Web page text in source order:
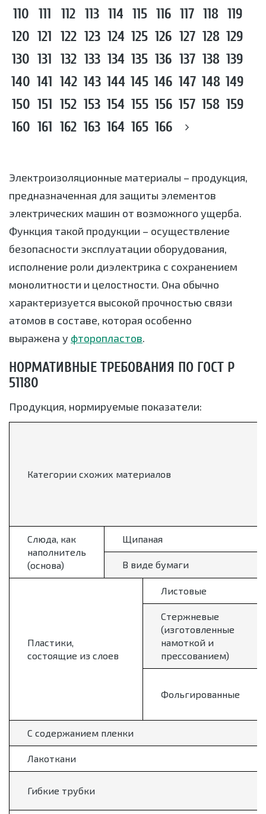
110
111 112 113 114 115 116 117 118 119
120 121 122 123 124 125 126 127 128 129
130 131 132 133 134 135 136 137 138 139
140 141 142 143 144 145 146 147 148 149
150 151 152 153 154 155 156 157 158 159
160 161 162 163 164 165 166
Электроизоляционные материалы – продукция,
предназначенная для защиты элементов
электрических машин от возможного ущерба.
Функция такой продукции – осуществление
безопасности эксплуатации оборудования,
исполнение роли диэлектрика с сохранением
монолитности и целостности. Она обычно
характеризуется высокой прочностью связи
атомов в составе, которая особенно
выражена у фторопластов.
НОРМАТИВНЫЕ ТРЕБОВАНИЯ ПО ГОСТ Р
51180
Продукция, нормируемые показатели:
Категории схожих материалов
Слюда, как
наполнитель
(основа)
Щипаная
В виде бумаги
Пластики,
состоящие из слоев
Листовые
Стержневые
(изготовленные
намоткой и
прессованием)
Фольгированные
С содержанием пленки
Лакоткани
Гибкие трубки